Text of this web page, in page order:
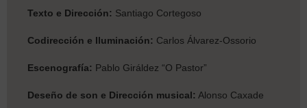
Texto e Dirección: Santiago Cortegoso
Codirección e Iluminación: Carlos Álvarez-Ossorio
Escenografía: Pablo Giráldez “O Pastor”
Deseño de son e Dirección musical: Alonso Caxade